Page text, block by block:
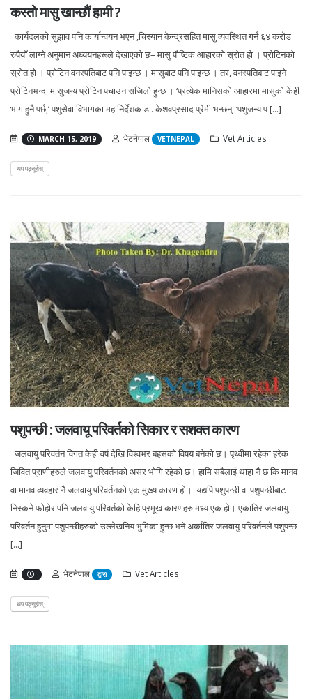
कस्तो मासु खान्छौं हामी ?
कार्यदलको सुझाव पनि कार्यान्वयन भएन ,चिस्यान केन्द्रसहित मासु व्यवस्थित गर्न ६४ करोड
रुपैयाँ लाग्ने अनुमान अध्ययनहरूले देखाएको छ– मासु पौष्टिक आहारको स्रोत हो । प्रोटिनको
स्रोत हो । प्रोटिन वनस्पतिबाट पनि पाइन्छ । मासुबाट पनि पाइन्छ । तर, वनस्पतिबाट पाइने
प्रोटिनभन्दा मासुजन्य प्रोटिन पचाउन सजिलो हुन्छ । ‘प्रत्येक मानिसको आहारमा मासुको केही
भाग हुनै पर्छ,’ पशुसेवा विभागका महानिर्देशक डा. केशवप्रसाद प्रेमी भन्छन्, ‘पशुजन्य प [...]
MARCH 15, 2019 भेटनेपाल VETNEPAL Vet Articles
थप पढ्नुहोस्
पशुपन्छी : जलवायू परिवर्तको सिकार र सशक्त कारण
जलवायु परिवर्तन विगत केही वर्ष देखि विश्वभर बहसको विषय बनेको छ। पृथ्वीमा रहेका हरेक
जिवित प्राणीहरुले जलवायु परिवर्तनको असर भोगि रहेको छ। हामि सबैलाई थाहा नै छ कि मानव
वा मानव व्यवहार नै जलवायु परिवर्तनको एक मुख्य कारण हो। यद्यपि पशुपन्छी वा पशुपन्छीबाट
निस्कने फोहोर पनि जलवायु परिवर्तको केहि प्रमूख कारणहरु मध्य एक हो। एकातिर जलवायु
परिवर्तन हुनुमा पशुपन्छीहरुको उल्लेखनिय भुमिका हुन्छ भने अर्कातिर जलवायु परिवर्तनले पशुपन्छ
[...]
भेटनेपाल द्वारा Vet Articles
थप पढ्नुहोस्